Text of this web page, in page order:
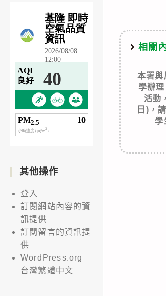
相關
本署與
學辦
活動
日)，
學
其他操作
登入
訂閱網站內容的資
訊提供
訂閱留言的資訊提
供
WordPress.org
台灣繁體中文